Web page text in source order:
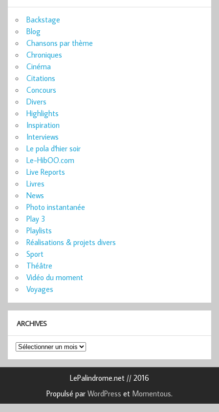
Backstage
Blog
Chansons par thème
Chroniques
Cinéma
Citations
Concours
Divers
Highlights
Inspiration
Interviews
Le pola d'hier soir
Le-HibOO.com
Live Reports
Livres
News
Photo instantanée
Play 3
Playlists
Réalisations & projets divers
Sport
Théâtre
Vidéo du moment
Voyages
ARCHIVES
Archives
LePalindrome.net // 2016
Propulsé par WordPress et Momentous.